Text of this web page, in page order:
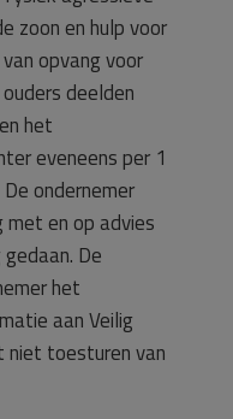
zoon en hulp voor
opvang voor
deelden
het
eveneens per 1
ondernemer
en op advies
De
het
aan Veilig
niet toesturen van